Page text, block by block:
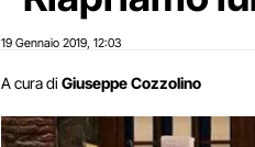
19 Gennaio 2019 12:03
A cura di Giuseppe Cozzolino